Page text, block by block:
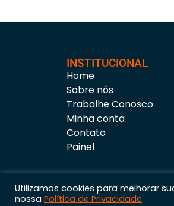
INSTITUCIONAL
Home
Sobre nós
Trabalhe Conosco
Minha conta
Contato
Painel
Utilizamos cookies para melhorar
nossa Política de Privacidade